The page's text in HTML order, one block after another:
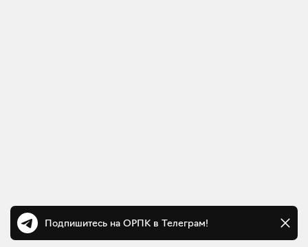
Подпишитесь на ОРПК в Телеграм!